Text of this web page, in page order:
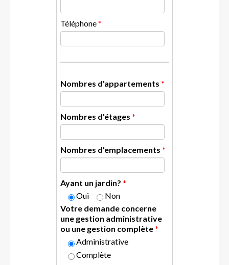
Téléphone*
Nombres d'appartements *
Nombres d'étages *
Nombres d'emplacements *
Ayant un jardin? *
Oui
Non
Votre demande concerne
une gestion administrative
ou une gestion complète *
Administrative
Complète